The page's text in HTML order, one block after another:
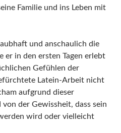
Familie und ins Leben mit
und anschaulich die
er in den ersten Tagen erlebt
Gefühlen der
Latein-Arbeit nicht
aufgrund dieser
der Gewissheit, dass sein
wird oder vielleicht